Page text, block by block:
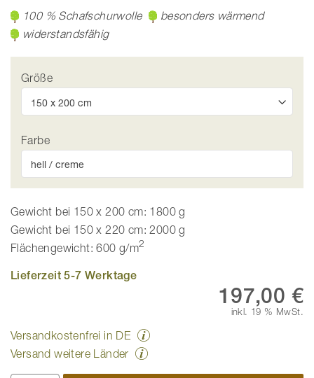
100 % Schafschurwolle
besonders wärmend
widerstandsfähig
Größe
Farbe
Gewicht bei 150 x 200 cm: 1800 g
Gewicht bei 150 x 220 cm: 2000 g
Flächengewicht: 600 g/m2
Lieferzeit 5-7 Werktage
197,00 €
inkl. 19 % MwSt.
Versandkostenfrei in DE
Versand weitere Länder